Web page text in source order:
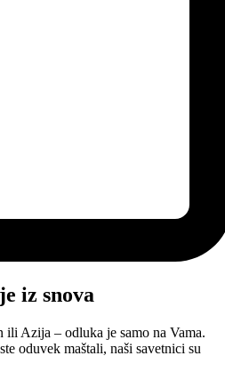
iz snova
Azija – odluka je samo na Vama.
oduvek maštali, naši savetnici su